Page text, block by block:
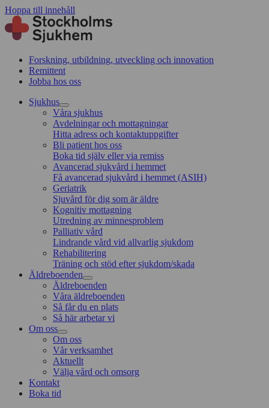
Hoppa till innehåll
Forskning, utbildning, utveckling och innovation
Remittent
Jobba hos oss
Sjukhus
Våra sjukhus
Avdelningar och mottagningar
Hitta adress och kontaktuppgifter
Bli patient hos oss
Boka tid själv eller via remiss
Avancerad sjukvård i hemmet
Få avancerad sjukvård i hemmet (ASIH)
Geriatrik
Sjuvård för dig som är äldre
Kognitiv mottagning
Utredning av minnesproblem
Palliativ vård
Lindrande vård vid allvarlig sjukdom
Rehabilitering
Träning och stöd efter sjukdom/skada
Äldreboenden
Äldreboenden
Våra äldreboenden
Så får du en plats
Så här arbetar vi
Om oss
Om oss
Vår verksamhet
Aktuellt
Välja vård och omsorg
Kontakt
Boka tid